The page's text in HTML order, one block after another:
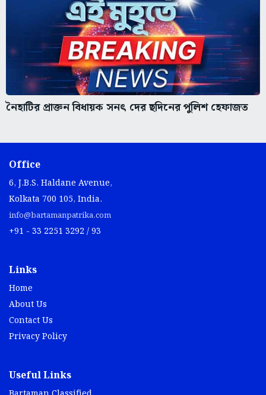
নৈহাটির প্রাক্তন বিধায়ক সনৎ দের ছদিনের পুলিশ হেফাজত
Office
6, J.B.S. Haldane Avenue,
Kolkata 700 105, India.
info@bartamanpatrika.com
+91 - 33 2251 3292 / 93
Links
Home
About Us
Contact Us
Privacy Policy
Useful Links